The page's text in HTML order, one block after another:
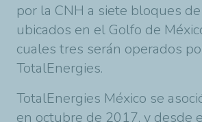
por la CNH a siete bloques
ubicados en el Golfo de
cuales tres serán operados
TotalEnergies.
TotalEnergies México se
en octubre de 2017, y desde